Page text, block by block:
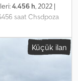
4.456 h, 2022 |
saat Chsdpoza
teslimat mevcuttur
aracımızı
alın veya bir teklif
ödeme mümkündür
incelenmiştir 59
Küçük ilan